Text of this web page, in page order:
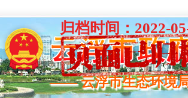
—— 云浮市生态环境
—— 云浮市生态环境
归档时间：2022-